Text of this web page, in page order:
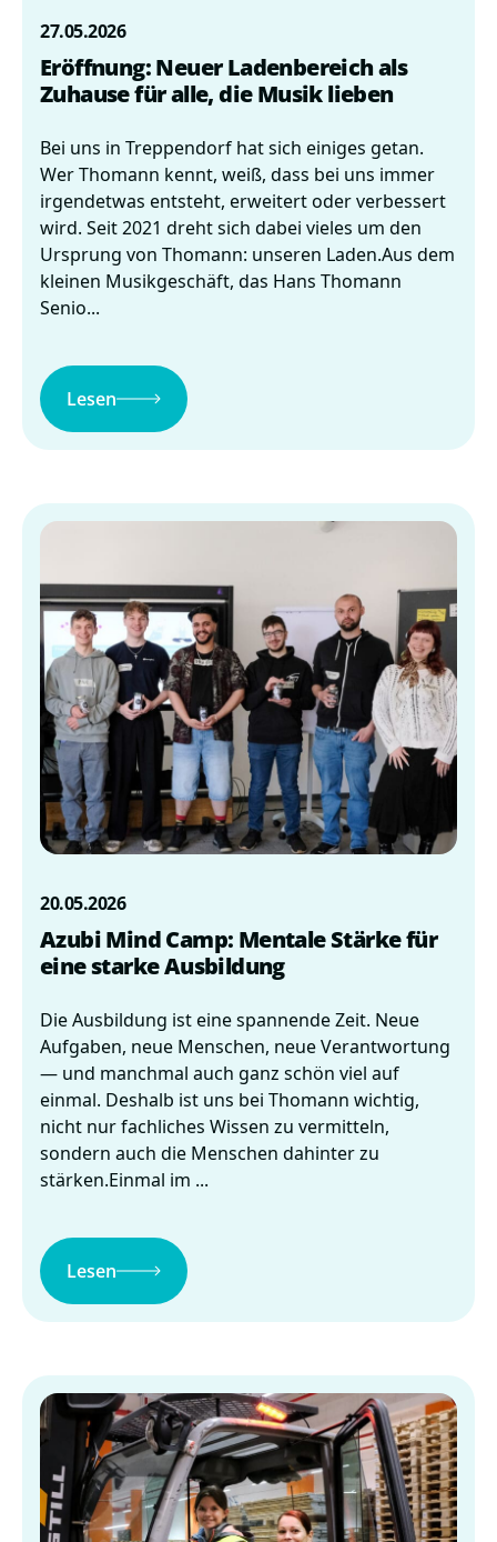
27.05.2026
Eröffnung: Neuer Ladenbereich als
Zuhause für alle, die Musik lieben
Bei uns in Treppendorf hat sich einiges getan.
Wer Thomann kennt, weiß, dass bei uns immer
irgendetwas entsteht, erweitert oder verbessert
wird. Seit 2021 dreht sich dabei vieles um den
Ursprung von Thomann: unseren Laden.Aus dem
kleinen Musikgeschäft, das Hans Thomann
Senio...
Lesen
20.05.2026
Azubi Mind Camp: Mentale Stärke für
eine starke Ausbildung
Die Ausbildung ist eine spannende Zeit. Neue
Aufgaben, neue Menschen, neue Verantwortung
— und manchmal auch ganz schön viel auf
einmal. Deshalb ist uns bei Thomann wichtig,
nicht nur fachliches Wissen zu vermitteln,
sondern auch die Menschen dahinter zu
stärken.Einmal im ...
Lesen